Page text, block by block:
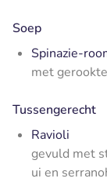
Soep
Spinazie-
met
Tussengerecht
Ravioli
gevuld met
ui en